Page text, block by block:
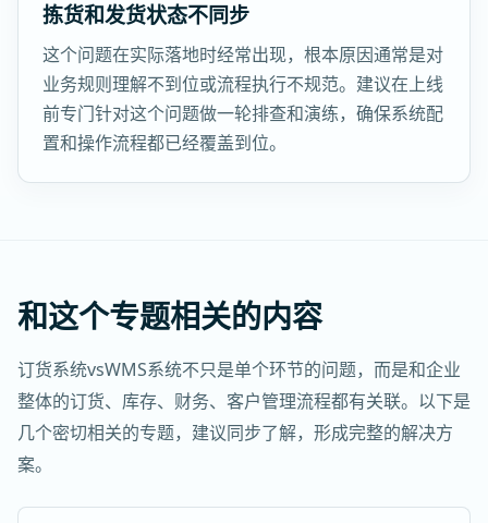
拣货和发货状态不同步
这个问题在实际落地时经常出现，根本原因通常是对
业务规则理解不到位或流程执行不规范。建议在上线
前专门针对这个问题做一轮排查和演练，确保系统配
置和操作流程都已经覆盖到位。
和这个专题相关的内容
订货系统vsWMS系统不只是单个环节的问题，而是和企业
整体的订货、库存、财务、客户管理流程都有关联。以下是
几个密切相关的专题，建议同步了解，形成完整的解决方
案。